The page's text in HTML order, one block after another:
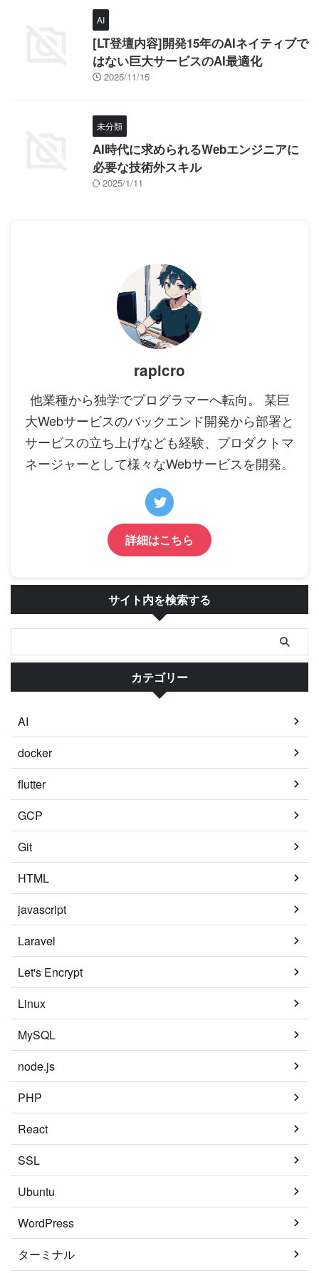
AI
[LT登壇内容]開発15年のAIネイティブで
はない巨大サービスのAI最適化
2025/11/15
未分類
AI時代に求められるWebエンジニアに
必要な技術外スキル
2025/1/11
rapicro
他業種から独学でプログラマーへ転向。 某巨
大Webサービスのバックエンド開発から部署と
サービスの立ち上げなども経験、プロダクトマ
ネージャーとして様々なWebサービスを開発。
詳細はこちら
サイト内を検索する
カテゴリー
AI
docker
flutter
GCP
Git
HTML
javascript
Laravel
Let's Encrypt
Linux
MySQL
node.js
PHP
React
SSL
Ubuntu
WordPress
ターミナル